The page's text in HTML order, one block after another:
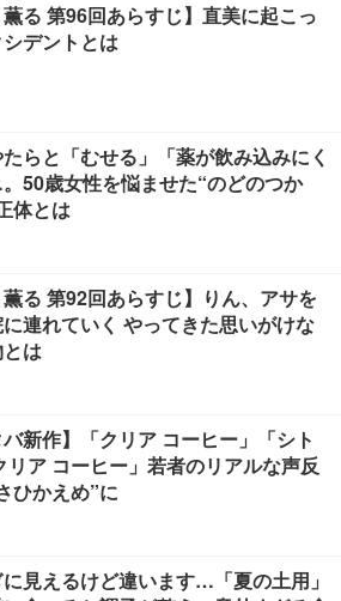
薫る 第96回あらすじ】直美に起こっ
デントとは
らと「むせる」「薬が飲み込みにく
50歳女性を悩ませた“のどのつか
体とは
薫る 第92回あらすじ】りん、アサを
連れていく やってきた思いがけな
は
バ新作】「クリア コーヒー」「シト
リア コーヒー」若者のリアルな声反
ひかえめ”に
見えるけど違います…「夏の土用」